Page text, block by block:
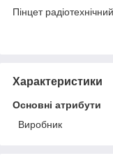
Пінцет
Характеристики
Основні атрибути
Виробник